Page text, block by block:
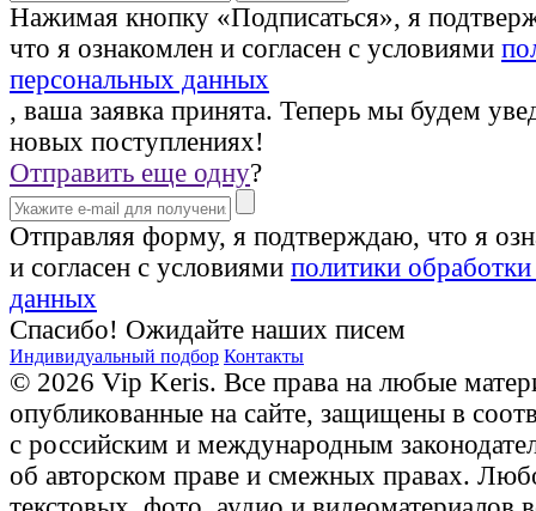
Нажимая кнопку «Подписаться», я
что я ознакомлен и согласен с условиями
персональных данных
, ваша заявка принята. Теперь мы будем
новых поступлениях!
Отправить еще одну?
Отправляя форму, я подтверждаю, что я
и согласен с условиями политики
данных
Спасибо! Ожидайте наших писем
Индивидуальный подбор Контакты
© 2026 Vip Keris. Все права на любые
опубликованные на сайте, защищены в
с российским и международным
об авторском праве и смежных правах.